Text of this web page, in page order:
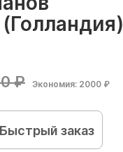
₽ Экономия: 2000 ₽
Быстрый заказ